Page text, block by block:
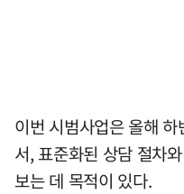
이번 시범사업은 올해
서, 표준화된 상담 절차
보는 데 목적이 있다.